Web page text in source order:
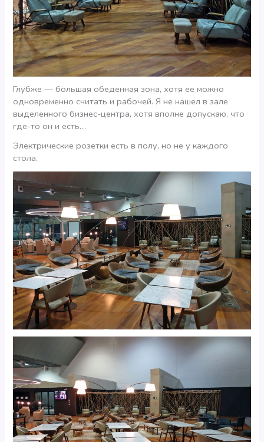
Глубже — большая обеденная зона, хотя ее можно
одновременно считать и рабочей. Я не нашел в зале
выделенного бизнес-центра, хотя вполне допускаю, что
где-то он и есть…
Электрические розетки есть в полу, но не у каждого
стола.